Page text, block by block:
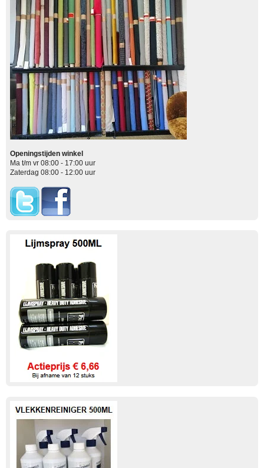
Openingstijden winkel
Ma t/m vr 08:00 - 17:00 uur
Zaterdag 08:00 - 12:00 uur